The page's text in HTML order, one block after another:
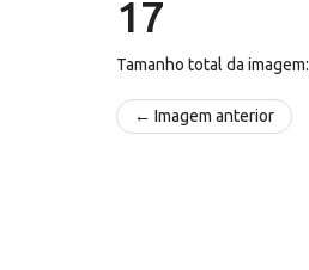
17
Tamanho total da imagem:
← Imagem anterior